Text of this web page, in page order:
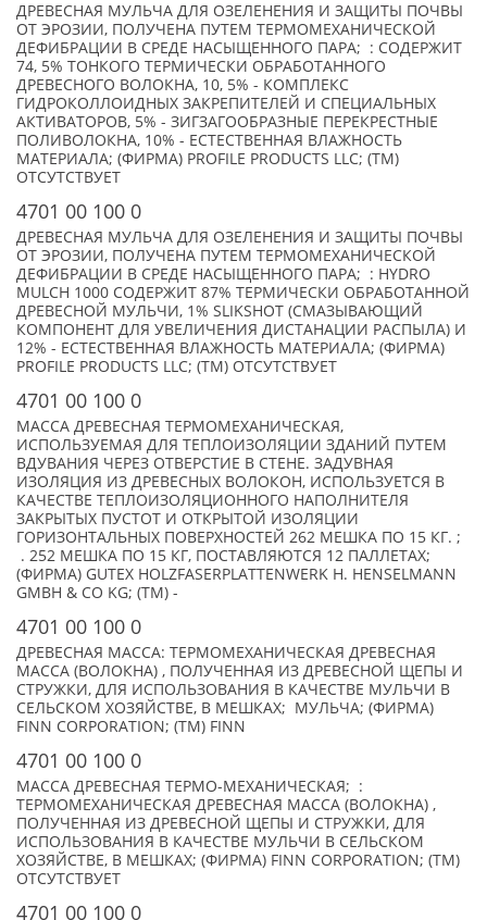
ДРЕВЕСНАЯ МУЛЬЧА ДЛЯ ОЗЕЛЕНЕНИЯ И ЗАЩИТЫ ПОЧВЫ
ОТ ЭРОЗИИ, ПОЛУЧЕНА ПУТЕМ ТЕРМОМЕХАНИЧЕСКОЙ
ДЕФИБРАЦИИ В СРЕДЕ НАСЫЩЕННОГО ПАРА; : СОДЕРЖИТ
74, 5% ТОНКОГО ТЕРМИЧЕСКИ ОБРАБОТАННОГО
ДРЕВЕСНОГО ВОЛОКНА, 10, 5% - КОМПЛЕКС
ГИДРОКОЛЛОИДНЫХ ЗАКРЕПИТЕЛЕЙ И СПЕЦИАЛЬНЫХ
АКТИВАТОРОВ, 5% - ЗИГЗАГООБРАЗНЫЕ ПЕРЕКРЕСТНЫЕ
ПОЛИВОЛОКНА, 10% - ЕСТЕСТВЕННАЯ ВЛАЖНОСТЬ
МАТЕРИАЛА; (ФИРМА) PROFILE PRODUCTS LLC; (TM)
ОТСУТСТВУЕТ
4701 00 100 0
ДРЕВЕСНАЯ МУЛЬЧА ДЛЯ ОЗЕЛЕНЕНИЯ И ЗАЩИТЫ ПОЧВЫ
ОТ ЭРОЗИИ, ПОЛУЧЕНА ПУТЕМ ТЕРМОМЕХАНИЧЕСКОЙ
ДЕФИБРАЦИИ В СРЕДЕ НАСЫЩЕННОГО ПАРА; : HYDRO
MULCH 1000 СОДЕРЖИТ 87% ТЕРМИЧЕСКИ ОБРАБОТАННОЙ
ДРЕВЕСНОЙ МУЛЬЧИ, 1% SLIKSHOT (СМАЗЫВАЮЩИЙ
КОМПОНЕНТ ДЛЯ УВЕЛИЧЕНИЯ ДИСТАНАЦИИ РАСПЫЛА) И
12% - ЕСТЕСТВЕННАЯ ВЛАЖНОСТЬ МАТЕРИАЛА; (ФИРМА)
PROFILE PRODUCTS LLC; (TM) ОТСУТСТВУЕТ
4701 00 100 0
МАССА ДРЕВЕСНАЯ ТЕРМОМЕХАНИЧЕСКАЯ,
ИСПОЛЬЗУЕМАЯ ДЛЯ ТЕПЛОИЗОЛЯЦИИ ЗДАНИЙ ПУТЕМ
ВДУВАНИЯ ЧЕРЕЗ ОТВЕРСТИЕ В СТЕНЕ. ЗАДУВНАЯ
ИЗОЛЯЦИЯ ИЗ ДРЕВЕСНЫХ ВОЛОКОН, ИСПОЛЬЗУЕТСЯ В
КАЧЕСТВЕ ТЕПЛОИЗОЛЯЦИОННОГО НАПОЛНИТЕЛЯ
ЗАКРЫТЫХ ПУСТОТ И ОТКРЫТОЙ ИЗОЛЯЦИИ
ГОРИЗОНТАЛЬНЫХ ПОВЕРХНОСТЕЙ 262 МЕШКА ПО 15 КГ. ;
. 252 МЕШКА ПО 15 КГ, ПОСТАВЛЯЮТСЯ 12 ПАЛЛЕТАХ;
(ФИРМА) GUTEX HOLZFASERPLATTENWERK Н. HENSELMANN
GMBH & CO KG; (TM) -
4701 00 100 0
ДРЕВЕСНАЯ МАССА: ТЕРМОМЕХАНИЧЕСКАЯ ДРЕВЕСНАЯ
МАССА (ВОЛОКНА) , ПОЛУЧЕННАЯ ИЗ ДРЕВЕСНОЙ ЩЕПЫ И
СТРУЖКИ, ДЛЯ ИСПОЛЬЗОВАНИЯ В КАЧЕСТВЕ МУЛЬЧИ В
СЕЛЬСКОМ ХОЗЯЙСТВЕ, В МЕШКАХ; МУЛЬЧА; (ФИРМА)
FINN CORPORATION; (TM) FINN
4701 00 100 0
МАССА ДРЕВЕСНАЯ ТЕРМО-МЕХАНИЧЕСКАЯ; :
ТЕРМОМЕХАНИЧЕСКАЯ ДРЕВЕСНАЯ МАССА (ВОЛОКНА) ,
ПОЛУЧЕННАЯ ИЗ ДРЕВЕСНОЙ ЩЕПЫ И СТРУЖКИ, ДЛЯ
ИСПОЛЬЗОВАНИЯ В КАЧЕСТВЕ МУЛЬЧИ В СЕЛЬСКОМ
ХОЗЯЙСТВЕ, В МЕШКАХ; (ФИРМА) FINN CORPORATION; (TM)
ОТСУТСТВУЕТ
4701 00 100 0